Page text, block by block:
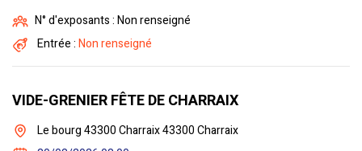
N° d'exposants : Non renseigné
Entrée :Non renseigné
VIDE-GRENIER FÊTE DE CHARRAIX
Le bourg 43300 Charraix 43300 Charraix